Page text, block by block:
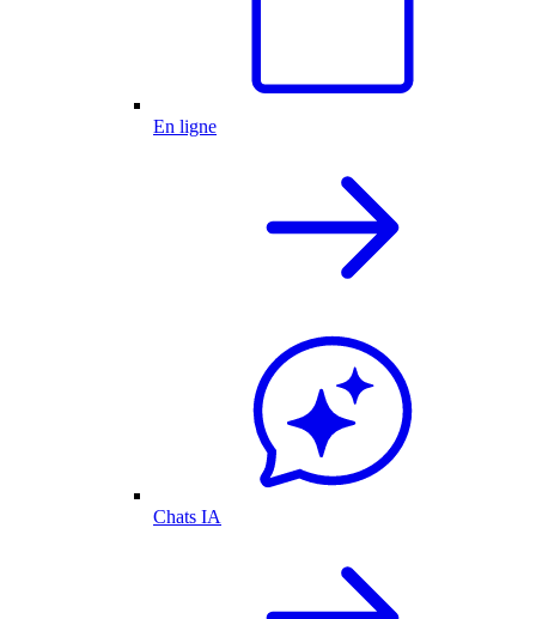
En ligne
Chats IA